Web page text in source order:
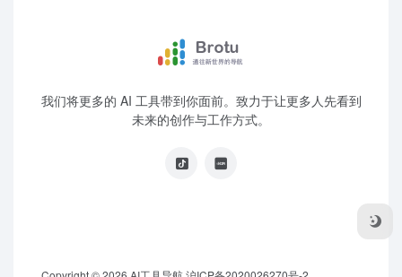
我们将更多的 AI 工具带到你面前。致力于让更多人先看到
未来的创作与工作方式。